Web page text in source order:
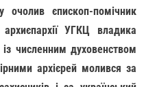
очолив єпископ-помічник
архиєпархії УГКЦ владика
численним духовенством
архієрей молився за